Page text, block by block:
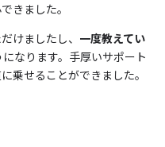
きました。
けましたし、 一度教えてい
になります。手厚いサポート
乗せることができました。